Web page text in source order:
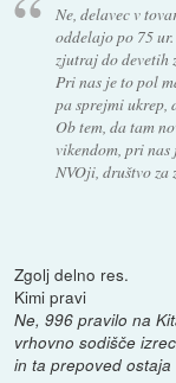
Ne, delavec v
oddelajo po 75
zjutraj do devetih
Pri nas je to pol
pa sprejmi ukrep,
Ob tem, da tam
vikendom, pri
NVOji, društvo za
Zgolj delno res.
Kimi pravi
Ne, 996 pravilo na
vrhovno sodišče
in ta prepoved